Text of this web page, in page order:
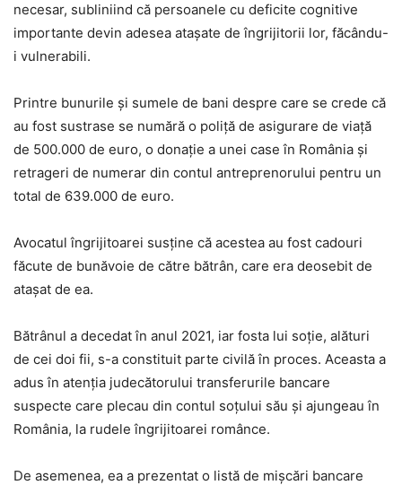
necesar, subliniind că persoanele cu deficite cognitive
importante devin adesea atașate de îngrijitorii lor, făcându-
i vulnerabili.
Printre bunurile și sumele de bani despre care se crede că
au fost sustrase se numără o poliță de asigurare de viață
de 500.000 de euro, o donație a unei case în România și
retrageri de numerar din contul antreprenorului pentru un
total de 639.000 de euro.
Avocatul îngrijitoarei susține că acestea au fost cadouri
făcute de bunăvoie de către bătrân, care era deosebit de
atașat de ea.
Bătrânul a decedat în anul 2021, iar fosta lui soție, alături
de cei doi fii, s-a constituit parte civilă în proces. Aceasta a
adus în atenția judecătorului transferurile bancare
suspecte care plecau din contul soțului său și ajungeau în
România, la rudele îngrijitoarei românce.
De asemenea, ea a prezentat o listă de mișcări bancare